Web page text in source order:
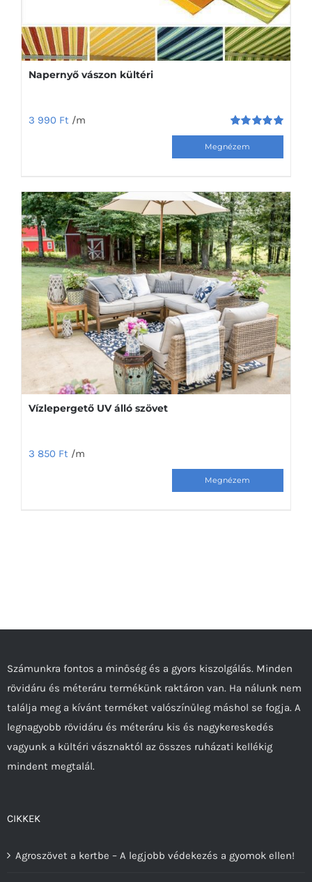
Napernyő vászon kültéri
Értékelés:
5.00
3 990 Ft /m
több
variációja
van.
A
változatok
a
termékoldalon
választhatók
Vízlepergető UV álló szövet
3 850 Ft /m
a
választhatók
ki
Számunkra fontos a minőség és a gyors kiszolgálás. Minden
rövidáru és méteráru termékünk raktáron van. Ha nálunk nem
találja meg a kívánt terméket valószínűleg máshol se fogja. A
legnagyobb rövidáru és méteráru kis és nagykereskedés
vagyunk a kültéri vásznaktól az összes ruházati kellékig
mindent megtalál.
CIKKEK
Agroszövet a kertbe – A legjobb védekezés a gyomok ellen!